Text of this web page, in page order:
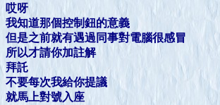
哎呀
我知道那個控制鈕的意義
但是之前就有遇過同事對電腦很感冒
所以才請你加註解
拜託
不要每次我給你提議
就馬上對號入座